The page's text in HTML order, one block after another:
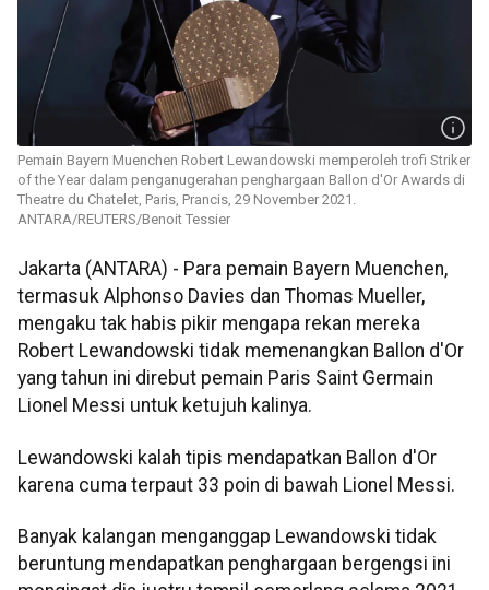
Pemain Bayern Muenchen Robert Lewandowski memperoleh trofi Striker
of the Year dalam penganugerahan penghargaan Ballon d'Or Awards di
Theatre du Chatelet, Paris, Prancis, 29 November 2021.
ANTARA/REUTERS/Benoit Tessier
Jakarta (ANTARA) - Para pemain Bayern Muenchen,
termasuk Alphonso Davies dan Thomas Mueller,
mengaku tak habis pikir mengapa rekan mereka
Robert Lewandowski tidak memenangkan Ballon d'Or
yang tahun ini direbut pemain Paris Saint Germain
Lionel Messi untuk ketujuh kalinya.
Lewandowski kalah tipis mendapatkan Ballon d'Or
karena cuma terpaut 33 poin di bawah Lionel Messi.
Banyak kalangan menganggap Lewandowski tidak
beruntung mendapatkan penghargaan bergengsi ini